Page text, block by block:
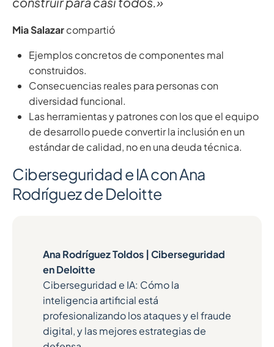
Mia Salazarcompartió
Ejemplos concretos de componentes mal
construidos.
Consecuencias reales para personas con
diversidad funcional.
Las herramientas y patrones con los que el equipo
de desarrollo puede convertir la inclusión en un
estándar de calidad, no en una deuda técnica.
Ciberseguridad e IA con Ana
Rodríguez de Deloitte
Ana Rodríguez Toldos | Ciberseguridad
en Deloitte
Ciberseguridad e IA: Cómo la
inteligencia artificial está
profesionalizando los ataques y el fraude
digital, y las mejores estrategias de